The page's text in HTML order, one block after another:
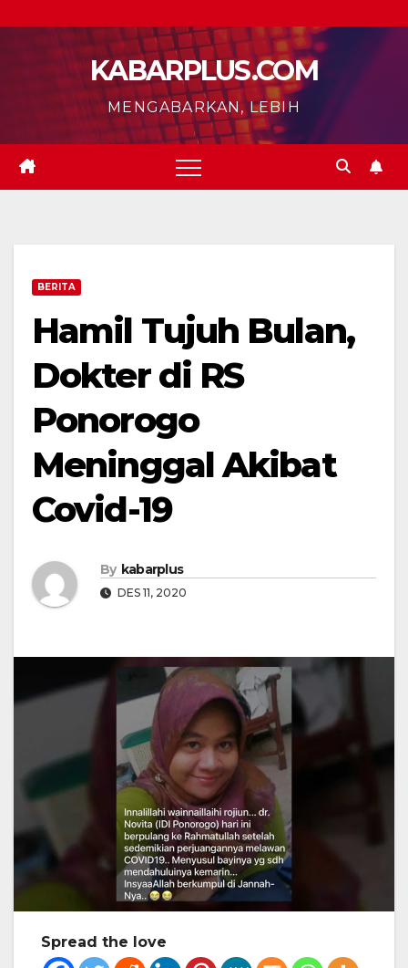
KABARPLUS.COM
MENGABARKAN, LEBIH
BERITA
Hamil Tujuh Bulan,
Dokter di RS
Ponorogo
Meninggal Akibat
Covid-19
By kabarplus
DES 11, 2020
Spread the love